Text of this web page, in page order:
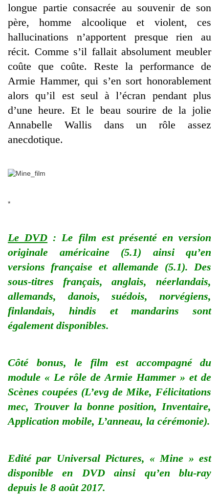
longue partie consacrée au souvenir de son
père, homme alcoolique et violent, ces
hallucinations n’apportent presque rien au
récit. Comme s’il fallait absolument meubler
coûte que coûte. Reste la performance de
Armie Hammer, qui s’en sort honorablement
alors qu’il est seul à l’écran pendant plus
d’une heure. Et le beau sourire de la jolie
Annabelle Wallis dans un rôle assez
anecdotique.
*
Le DVD : Le film est présenté en version
originale américaine (5.1) ainsi qu’en
versions française et allemande (5.1). Des
sous-titres français, anglais, néerlandais,
allemands, danois, suédois, norvégiens,
finlandais, hindis et mandarins sont
également disponibles.
Côté bonus, le film est accompagné du
module «Le rôle de Armie Hammer » et de
Scènes coupées (L’evg de Mike, Félicitations
mec, Trouver la bonne position, Inventaire,
Application mobile, L’anneau, la cérémonie).
Edité par Universal Pictures, « Mine » est
disponible en DVD ainsi qu’en blu-ray
depuis le 8 août 2017.